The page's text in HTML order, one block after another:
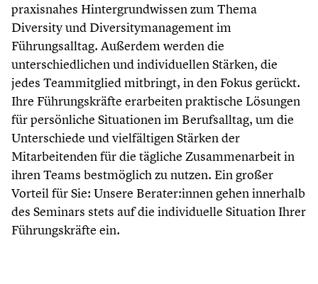
praxisnahes Hintergrundwissen zum Thema
Diversity und Diversitymanagement im
Führungsalltag. Außerdem werden die
unterschiedlichen und individuellen Stärken, die
jedes Teammitglied mitbringt, in den Fokus gerückt.
Ihre Führungskräfte erarbeiten praktische Lösungen
für persönliche Situationen im Berufsalltag, um die
Unterschiede und vielfältigen Stärken der
Mitarbeitenden für die tägliche Zusammenarbeit in
ihren Teams bestmöglich zu nutzen. Ein großer
Vorteil für Sie: Unsere Berater:innen gehen innerhalb
des Seminars stets auf die individuelle Situation Ihrer
Führungskräfte ein.